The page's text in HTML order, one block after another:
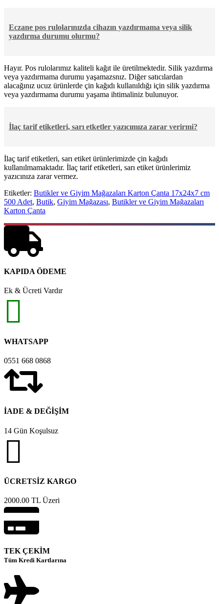
Eczane pos rulolarınızda cihazın yazdırmama veya silik
yazdırma durumu olurmu?
Hayır. Pos rulolarımız kaliteli kağıt ile üretilmektedir. Silik yazdırma
veya yazdırmama durumu yaşamazsnız. Diğer satıcılardan
alacağınız ucuz ürünlerde çin kağıdı kullanıldığı için silik yazdırma
veya yazdırmama durumu yaşama ihtimaliniz bulunuyor.
İlaç tarif etiketleri, sarı etketler yazıcımıza zarar verirmi?
İlaç tarif etiketleri, sarı etiket ürünlerimizde çin kağıdı
kullanılmamaktadır. İlaç tarif etiketleri, sarı etiket ürünlerimiz
yazıcınıza zarar vermez.
Etiketler: Butikler ve Giyim Mağazaları Karton Çanta 17x24x7 cm
500 Adet, Butik, Giyim Mağazası, Butikler ve Giyim Mağazaları
Karton Çanta
KAPIDA ÖDEME
Ek & Ücreti Vardır
WHATSAPP
0551 668 0868
İADE & DEĞİŞİM
14 Gün Koşulsuz
ÜCRETSİZ KARGO
2000.00 TL Üzeri
TEK ÇEKİM
Tüm Kredi Kartlarına